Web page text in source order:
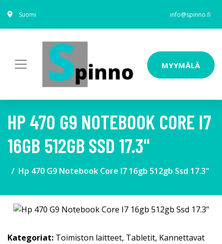
Suomi info@spinno.fi
MYYMÄLÄ
HP 470 G9 NOTEBOOK CORE I7
16GB 512GB SSD 17.3"
Hp 470 G9 Notebook Core I7 16gb 512gb Ssd 17.3"
Kategoriat: Toimiston laitteet, Tabletit, Kannettavat